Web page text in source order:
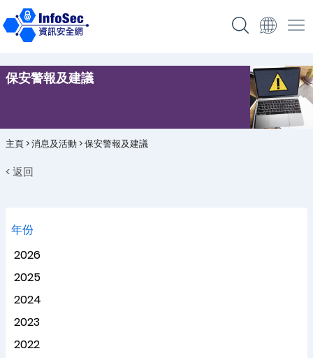
保安警報及建議
主頁>消息及活動>保安警報及建議
< 返回
年份
2026
2025
2024
2023
2022